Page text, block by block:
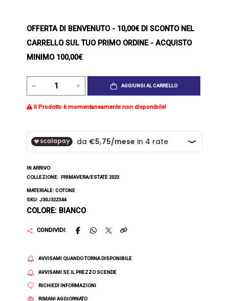
OFFERTA DI BENVENUTO- 10,00€ DI SCONTO NEL
CARRELLO SUL TUO PRIMO ORDINE - ACQUISTO
MINIMO 100,00€
AGGIUNGI AL CARRELLO
Il Prodotto è momentaneamente non disponibile!
IN ARRIVO
COLLEZIONE: PRIMAVERA/ESTATE 2023
MATERIALE: COTONE
SKU: J30J322344
COLORE: BIANCO
CONDIVIDI:
AVVISAMI QUANDO TORNA DISPONIBILE
AVVISAMI SE IL PREZZO SCENDE
RICHIEDI INFORMAZIONI
RIMANI AGGIORNATO